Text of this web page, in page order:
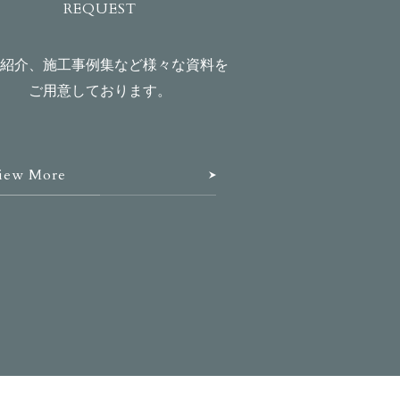
REQUEST
介、施工事例集など様々な資料を
ご用意しております。
More